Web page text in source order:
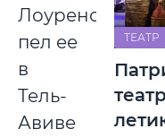
Лоуренс
пел ее
в
Тель-
Авиве
ТЕАТР